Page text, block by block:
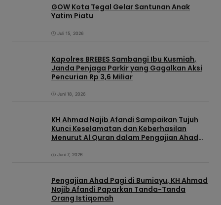
GOW Kota Tegal Gelar Santunan Anak
Yatim Piatu
Juli 15, 2026
Kapolres BREBES Sambangi Ibu Kusmiah,
Janda Penjaga Parkir yang Gagalkan Aksi
Pencurian Rp 3,6 Miliar
Juni 18, 2026
KH Ahmad Najib Afandi Sampaikan Tujuh
Kunci Keselamatan dan Keberhasilan
Menurut Al Quran dalam Pengajian Ahad
Juni 7, 2026
Pengajian Ahad Pagi di Bumiayu, KH Ahmad
Najib Afandi Paparkan Tanda-Tanda
Orang Istiqomah